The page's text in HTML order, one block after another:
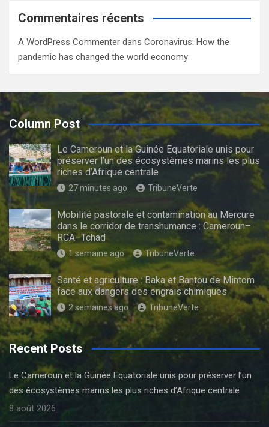
Commentaires récents
A WordPress Commenter dans Coronavirus: How the
pandemic has changed the world economy
Column Post
Le Cameroun et la Guinée Equatoriale unis pour
préserver l’un des écosystèmes marins les plus
riches d’Afrique centrale
27 minutes ago TribuneVerte
Mobilité pastorale et contamination au Mercure
dans le corridor de transhumance : Cameroun–
RCA–Tchad
1 semaine ago TribuneVerte
Santé et agriculture : Baka et Bantou de Mintom
face aux dangers des engrais chimiques
2 semaines ago TribuneVerte
Recent Posts
Le Cameroun et la Guinée Equatoriale unis pour préserver l’un
des écosystèmes marins les plus riches d’Afrique centrale
8 août 2026